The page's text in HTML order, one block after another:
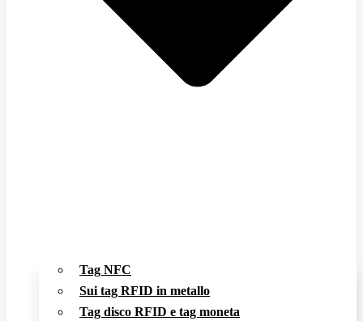
Tag NFC
Sui tag RFID in metallo
Tag disco RFID e tag moneta